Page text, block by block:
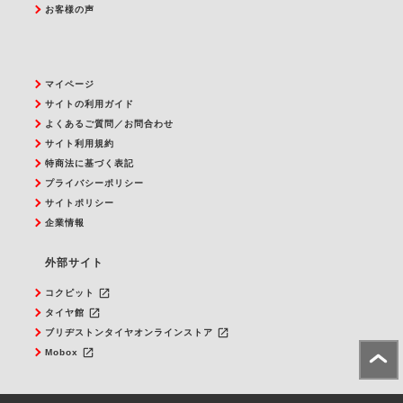
お客様の声
マイページ
サイトの利用ガイド
よくあるご質問／お問合わせ
サイト利用規約
特商法に基づく表記
プライバシーポリシー
サイトポリシー
企業情報
外部サイト
コクピット launch
タイヤ館 launch
ブリヂストンタイヤオンラインストア launch
Mobox launch